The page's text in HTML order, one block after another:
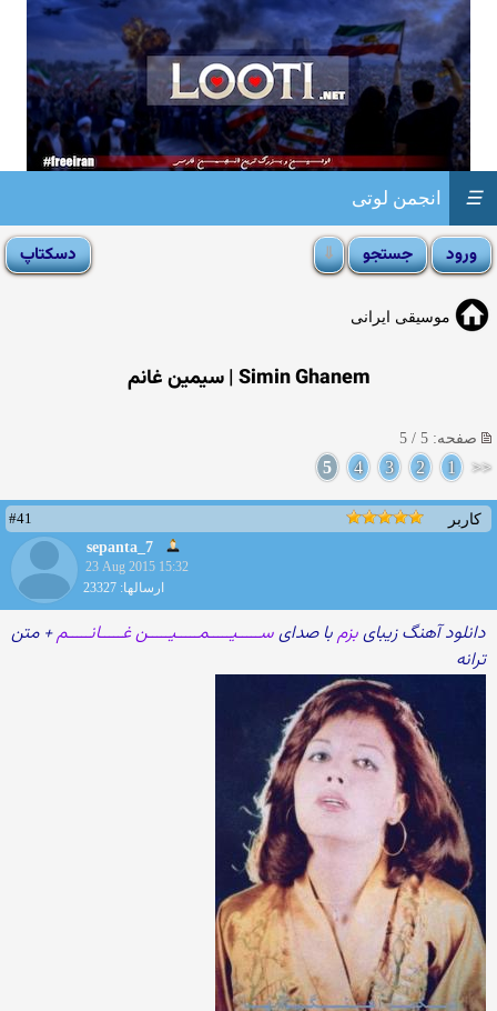
انجمن لوتی ☰
موسیقی ایرانی
Simin Ghanem | سیمین غانم
صفحه: 5 / 5
<<
1
2
3
4
5
کاربر
#41
sepanta_7
23 Aug 2015 15:32
ارسالها: 23327
دانلود آهنگ زیبایبزمبا صدایســـــیـــــمـــــیـــــن غـــــانـــــم+ متن
ترانه